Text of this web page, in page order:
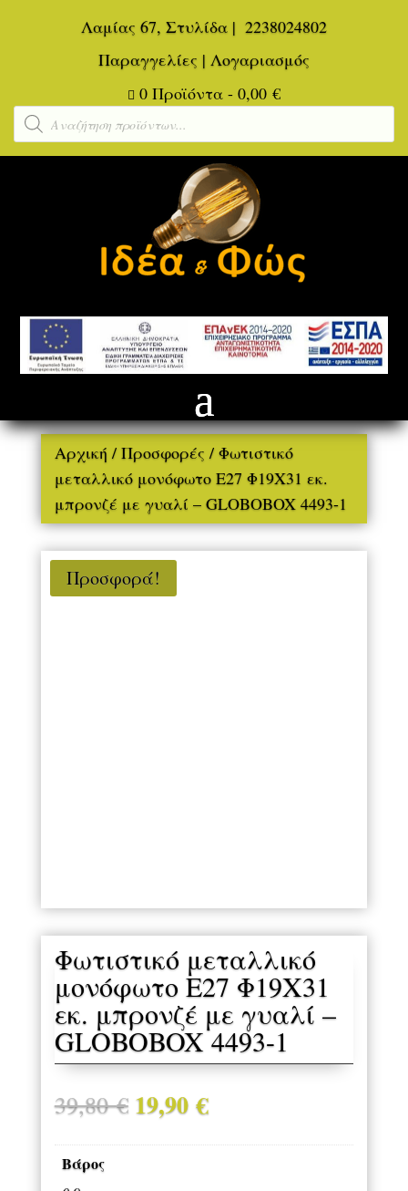
Λαμίας 67, Στυλίδα | 2238024802
Παραγγελίες | Λογαριασμός
 0 Προϊόντα - 0,00 €
Αναζήτηση
προϊόντων
Αρχική / Προσφορές / Φωτιστικό
μεταλλικό μονόφωτο Ε27 Φ19Χ31 εκ.
μπρονζέ με γυαλί – GLOBOBOX 4493-1
Προσφορά!
Φωτιστικό μεταλλικό
μονόφωτο Ε27 Φ19Χ31
εκ. μπρονζέ με γυαλί –
GLOBOBOX 4493-1
39,80€ Original
was:
19,90€Η
τιμή
Βάρος